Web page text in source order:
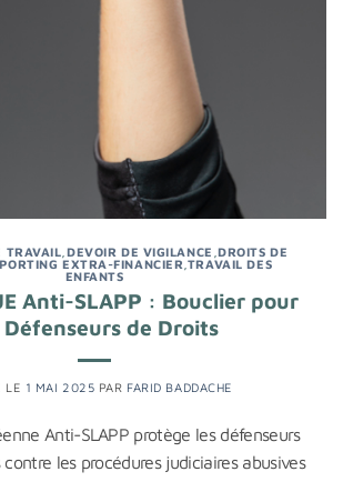
TRAVAIL ,DEVOIR DE VIGILANCE ,DROITS DE
EXTRA-FINANCIER TRAVAIL DES
ENFANTS
Anti-SLAPP : Bouclier pour
Défenseurs de Droits
LE 1 MAI 2025 PAR FARID BADDACHE
Anti-SLAPP protège les défenseurs
les procédures judiciaires abusives